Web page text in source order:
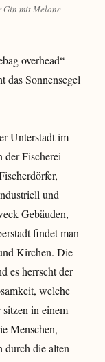
Gin mit Melone
overhead“
das Sonnensegel
Unterstadt im
der Fischerei
und
Gebäuden,
findet man
Kirchen. Die
es herrscht der
welche
in einem
Menschen,
durch die alten